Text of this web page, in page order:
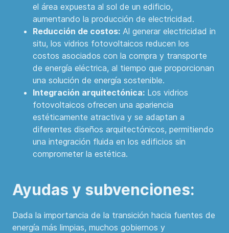
el área expuesta al sol de un edificio,
aumentando la producción de electricidad.
Reducción de costos:Al generar electricidad in
situ, los vidrios fotovoltaicos reducen los
costos asociados con la compra y transporte
de energía eléctrica, al tiempo que proporcionan
una solución de energía sostenible.
Integración arquitectónica:Los vidrios
fotovoltaicos ofrecen una apariencia
estéticamente atractiva y se adaptan a
diferentes diseños arquitectónicos, permitiendo
una integración fluida en los edificios sin
comprometer la estética.
Ayudas y subvenciones:
Dada la importancia de la transición hacia fuentes de
energía más limpias, muchos gobiernos y